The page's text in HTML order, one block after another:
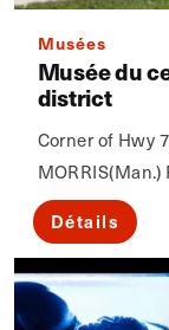
Musées
Musée du
district
Corner of Hwy
MORRIS(Man.)
Détails